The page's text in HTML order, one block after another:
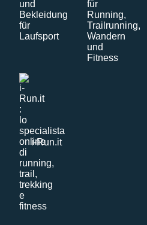
i-Run.it